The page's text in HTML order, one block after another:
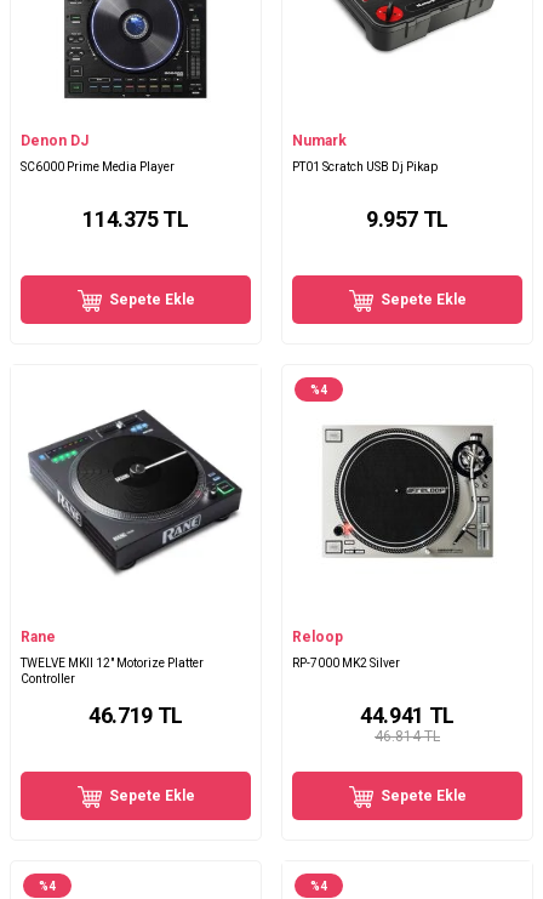
Denon DJ
SC6000 Prime Media Player
114.375TL
Sepete Ekle
Numark
PT01 Scratch USB Dj Pikap
9.957 TL
Sepete Ekle
Rane
TWELVE MKII 12" Motorize Platter
Controller
46.719TL
Sepete Ekle
%4
Reloop
RP-7000 MK2 Silver
46.814 TL
44.941 TL
Sepete Ekle
%4 %4